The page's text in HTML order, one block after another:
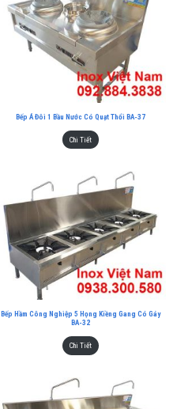
Bếp Á Đôi 1 Bầu Nước Có Quạt Thổi BA-37
Chi Tiết
Bếp Hầm Công Nghiệp 5 Họng Kiềng Gang Có Gáy
BA-32
Chi Tiết